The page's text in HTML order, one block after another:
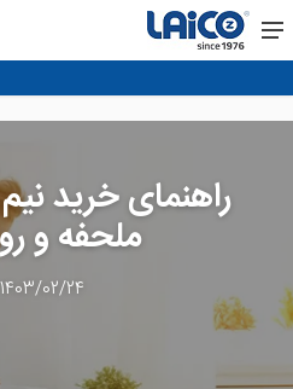
راهنمای خرید
ملحفه و
1403/02/24 12:00